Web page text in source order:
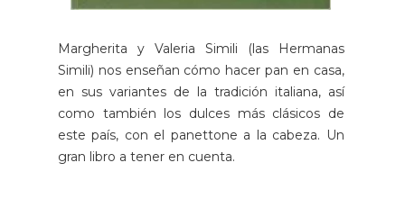
Margherita y Valeria Simili (las Hermanas
Simili) nos enseñan cómo hacer pan en casa,
en sus variantes de la tradición italiana, así
como también los dulces más clásicos de
este país, con el panettone a la cabeza. Un
gran libro a tener en cuenta.